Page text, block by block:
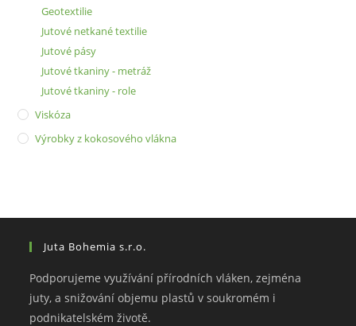
Geotextilie
Jutové netkané textilie
Jutové pásy
Jutové tkaniny - metráž
Jutové tkaniny - role
Viskóza
Výrobky z kokosového vlákna
Juta Bohemia s.r.o.
Podporujeme využívání přírodních vláken, zejména
juty, a snižování objemu plastů v soukromém i
podnikatelském životě.